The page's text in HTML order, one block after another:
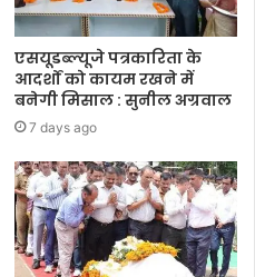
एसयूडब्ल्यूजे पत्रकारिता के
आदर्शों को कायम रखने में
बनेगी मिसाल : सुनील अग्रवाल
7 days ago